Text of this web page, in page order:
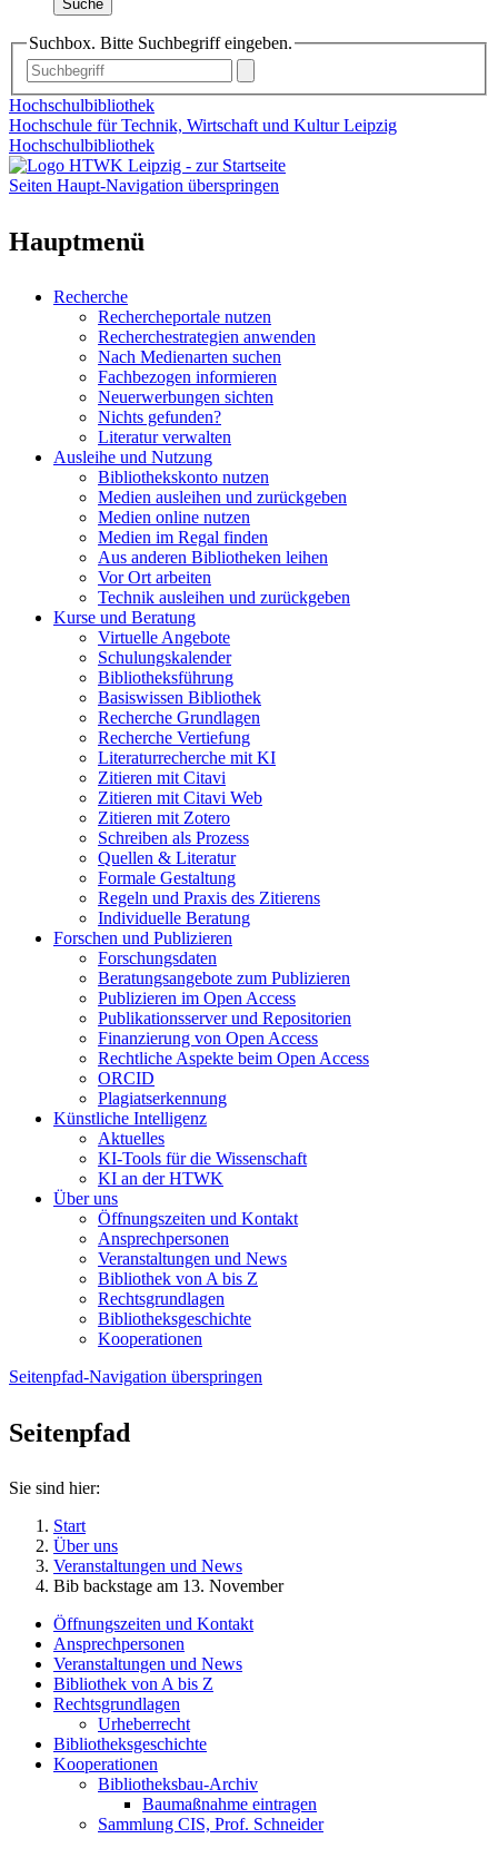
Suche
Suchbox. Bitte Suchbegriff eingeben.
Hochschulbibliothek
Hochschule für Technik, Wirtschaft und Kultur Leipzig
Hochschulbibliothek
Seiten Haupt-Navigation überspringen
Hauptmenü
Recherche
Rechercheportale nutzen
Recherchestrategien anwenden
Nach Medienarten suchen
Fachbezogen informieren
Neuerwerbungen sichten
Nichts gefunden?
Literatur verwalten
Ausleihe und Nutzung
Bibliothekskonto nutzen
Medien ausleihen und zurückgeben
Medien online nutzen
Medien im Regal finden
Aus anderen Bibliotheken leihen
Vor Ort arbeiten
Technik ausleihen und zurückgeben
Kurse und Beratung
Virtuelle Angebote
Schulungskalender
Bibliotheksführung
Basiswissen Bibliothek
Recherche Grundlagen
Recherche Vertiefung
Literaturrecherche mit KI
Zitieren mit Citavi
Zitieren mit Citavi Web
Zitieren mit Zotero
Schreiben als Prozess
Quellen & Literatur
Formale Gestaltung
Regeln und Praxis des Zitierens
Individuelle Beratung
Forschen und Publizieren
Forschungsdaten
Beratungsangebote zum Publizieren
Publizieren im Open Access
Publikationsserver und Repositorien
Finanzierung von Open Access
Rechtliche Aspekte beim Open Access
ORCID
Plagiatserkennung
Künstliche Intelligenz
Aktuelles
KI-Tools für die Wissenschaft
KI an der HTWK
Über uns
Öffnungszeiten und Kontakt
Ansprechpersonen
Veranstaltungen und News
Bibliothek von A bis Z
Rechtsgrundlagen
Bibliotheksgeschichte
Kooperationen
Seitenpfad-Navigation überspringen
Seitenpfad
Sie sind hier:
Start
Über uns
Veranstaltungen und News
Bib backstage am 13. November
Öffnungszeiten und Kontakt
Ansprechpersonen
Veranstaltungen und News
Bibliothek von A bis Z
Rechtsgrundlagen
Urheberrecht
Bibliotheksgeschichte
Kooperationen
Bibliotheksbau-Archiv
Baumaßnahme eintragen
Sammlung CIS, Prof. Schneider